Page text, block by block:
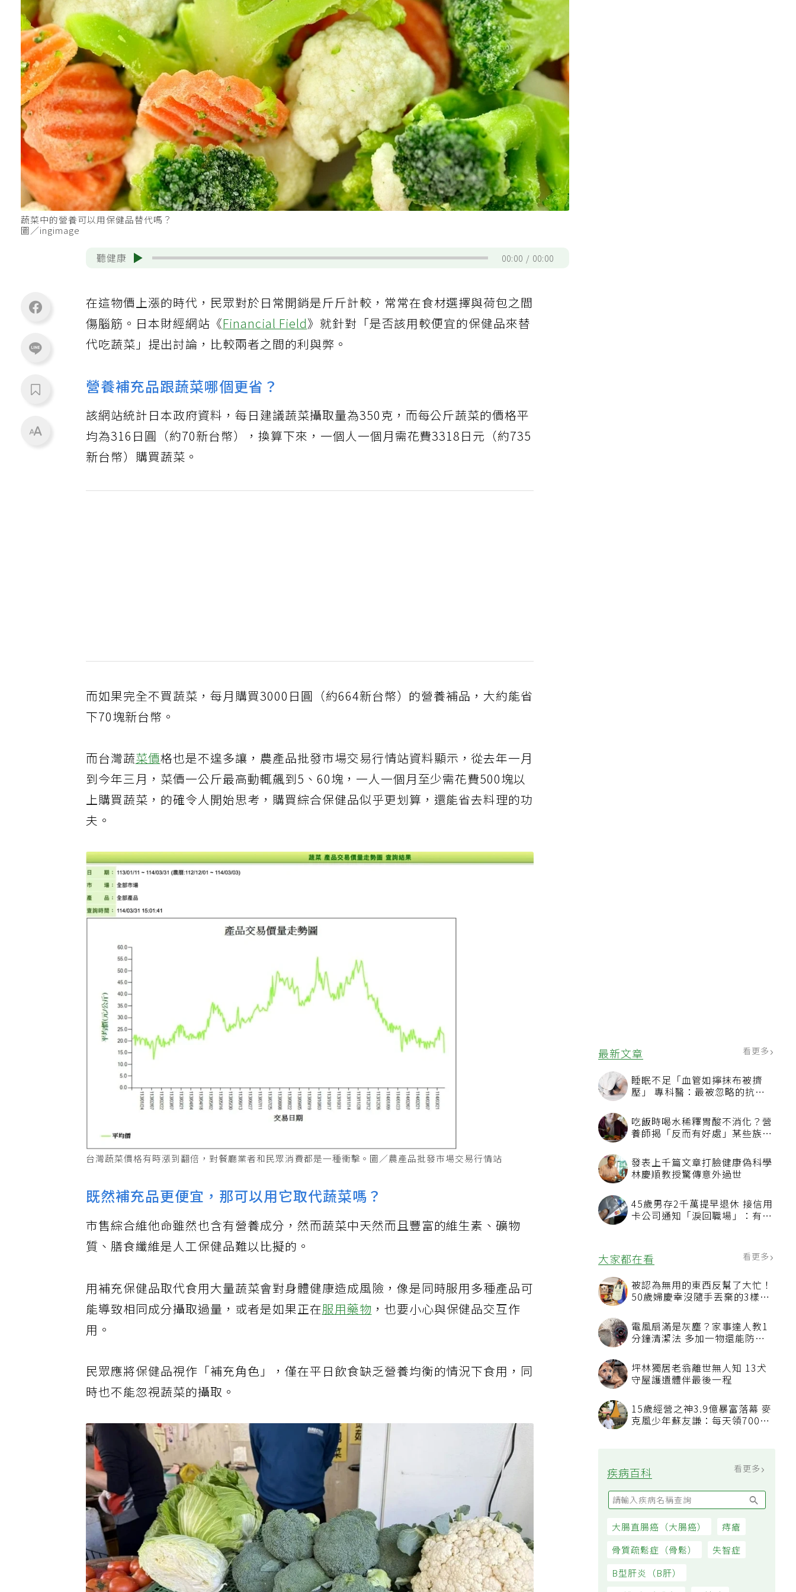
最新文章 看更多
睡眠不足「血管如擰抹布被擠
壓」 專科醫：最被忽略的抗老
吃飯時喝水稀釋胃酸不消化？營
養師揭「反而有好處」某些族群
發表上千篇文章打臉健康偽科學
林慶順教授驚傳意外過世
45歲男存2千萬提早退休 接信用
卡公司通知「淚回職場」：有錢
大家都在看
被認為無用的東西反幫了大忙！
50歲婦慶幸沒隨手丟棄的3樣物
電風扇滿是灰塵？家事達人教1
坪林獨居老翁離世無人知 13犬
守屋護遺體伴最後一程
15歲經營之神3.9億暴富落幕 麥
疾病百科
蔬菜中的營養可以用保健品替代嗎？
圖／ingimage
聽健康 00:00 00:00
在這物價上漲的時代，民眾對於日常開銷是斤斤計較，常常在食材選擇與荷包之間
傷腦筋。日本財經網站《Financial Field》就針對「是否該用較便宜的保健品來替
代吃蔬菜」提出討論，比較兩者之間的利與弊。
營養補充品跟蔬菜哪個更省？
該網站統計日本政府資料，每日建議蔬菜攝取量為350克，而每公斤蔬菜的價格平
均為316日圓（約70新台幣），換算下來，一個人一個月需花費3318日元（約735
新台幣）購買蔬菜。
而如果完全不買蔬菜，每月購買3000日圓（約664新台幣）的營養補品，大約能省
下70塊新台幣。
而台灣蔬菜價格也是不遑多讓，農產品批發市場交易行情站資料顯示，從去年一月
到今年三月，菜價一公斤最高動輒飆到5、60塊，一人一個月至少需花費500塊以
上購買蔬菜，的確令人開始思考，購買綜合保健品似乎更划算，還能省去料理的功
夫。
台灣蔬菜價格有時漲到翻倍，對餐廳業者和民眾消費都是一種衝擊。圖／農產品批發市場交易行情站
既然補充品更便宜，那可以用它取代蔬菜嗎？
市售綜合維他命雖然也含有營養成分，然而蔬菜中天然而且豐富的維生素、礦物
質、膳食纖維是人工保健品難以比擬的。
用補充保健品取代食用大量蔬菜會對身體健康造成風險，像是同時服用多種產品可
能導致相同成分攝取過量，或者是如果正在服用藥物 ，也要小心與保健品交互作
用。
民眾應將保健品視作「補充角色」，僅在平日飲食缺乏營養均衡的情況下食用，同
時也不能忽視蔬菜的攝取。